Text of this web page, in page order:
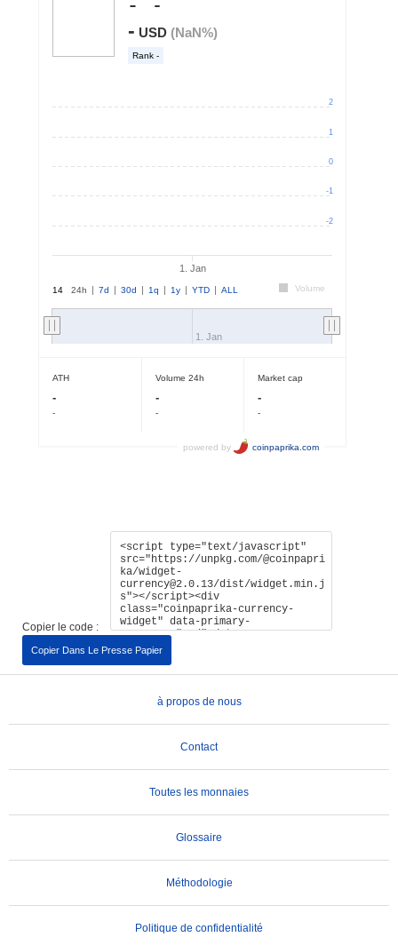
Copier le code :
Copier Dans Le Presse Papier
à propos de nous
Contact
Toutes les monnaies
Glossaire
Méthodologie
Politique de confidentialité